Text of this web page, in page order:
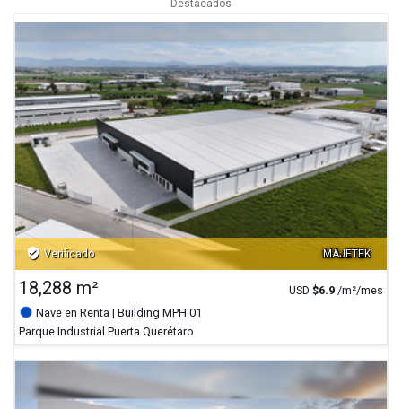
Destacados
MAJETEK
verified_user Verificado
18,288 m² USD $6.9 /m²/mes
Nave en Renta | Building MPH 01
Parque Industrial Puerta Querétaro